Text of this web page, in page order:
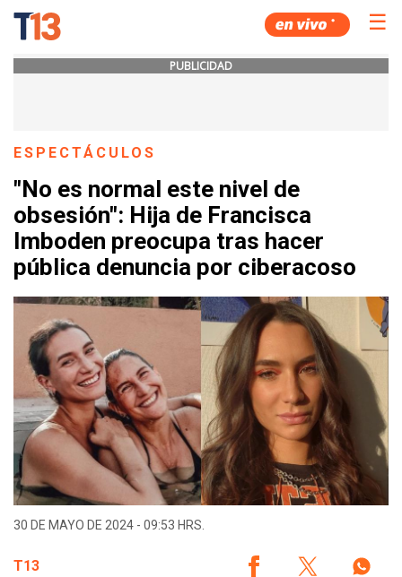
☰
PUBLICIDAD
ESPECTÁCULOS
"No es normal este nivel de
obsesión": Hija de Francisca
Imboden preocupa tras hacer
pública denuncia por ciberacoso
30 DE MAYO DE 2024 - 09:53 HRS.
T13